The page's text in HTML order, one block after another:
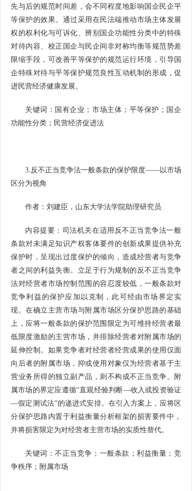
先与后的规范时间差，会不同程度地影响国企民企平
等保护的效果。通过采用在民法端推动市场主体发展
权的权利化与可诉化、辨别国企功能性分类中的特殊
对待内容、校正国企与民企间非对称均衡等规范势差
限缩手段，可改善平等保护的规范运行环境，引导国
企特殊对待与平等保护规范良性互动机制的形成，促
进民营经济健康发展。
关键词：国有企业；市场主体；平等保护；国企
功能性分类；民营经济促进法
3.反不正当竞争法一般条款的保护限度——以市场
区分为视角
作者：刘建臣，山东大学法学院助理研究员
内容提要：司法机关在适用反不正当竞争法一般
条款对未满足知识产权客体要件的创新成果提供补充
保护时，呈现出过度保护的倾向，造成经营者与竞争
者之间的利益失衡。立足于行为规制的反不正当竞争
法对经营者市场控制范围的容忍度较低，一般条款对
竞争利益的保护应加以克制，此可经由市场界定实
现。在确立主营市场与附属市场区分保护思路的基础
上，应将一般条款的保护范围限定为可维持经营者最
低限度激励的主营市场，并排除经营者对附属市场的
延伸控制。如果竞争者对经营者经营成果的使用仅面
向后者的附属市场，抑或使用对象仅为经营者基于主
营业务所得的独立副产品，则不构成不正当竞争。附
属市场的界定应遵循“直观经验判断—收入或投资验证
—假定测试法”的递进式安排。在引入方案上，应将区
分保护思路内置于利益衡量分析框架的损害要件中，
并将损害限定为对经营者主营市场的实质性替代。
关键词：不正当竞争；一般条款；利益衡量；竞
争秩序；附属市场